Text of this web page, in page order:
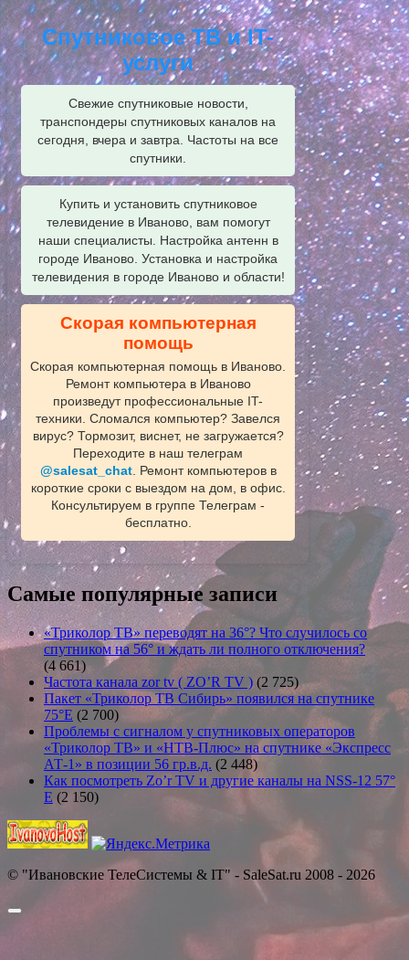
Спутниковое ТВ и IT-
услуги
Свежие спутниковые новости,
транспондеры спутниковых каналов на
сегодня, вчера и завтра. Частоты на все
спутники.
Купить и установить спутниковое
телевидение в Иваново, вам помогут
наши специалисты. Настройка антенн в
городе Иваново. Установка и настройка
телевидения в городе Иваново и области!
Скорая компьютерная
помощь
Скорая компьютерная помощь в Иваново.
Ремонт компьютера в Иваново
произведут профессиональные IT-
техники. Сломался компьютер? Завелся
вирус? Тормозит, виснет, не загружается?
Переходите в наш телеграм
@salesat_chat. Ремонт компьютеров в
короткие сроки с выездом на дом, в офис.
Консультируем в группе Телеграм -
бесплатно.
Самые популярные записи
«Триколор ТВ» переводят на 36°? Что случилось со
спутником на 56° и ждать ли полного отключения?
(4 661)
Частота канала zor tv ( ZO’R TV ) (2 725)
Пакет «Триколор ТВ Сибирь» появился на спутнике
75°E (2 700)
Проблемы с сигналом у спутниковых операторов
«Триколор ТВ» и «НТВ-Плюс» на спутнике «Экспресс
АТ-1» в позиции 56 гр.в.д. (2 448)
Как посмотреть Zo’r TV и другие каналы на NSS-12 57°
E (2 150)
© "Ивановские ТелеСистемы & IT" - SaleSat.ru 2008 - 2026
Прокрутить